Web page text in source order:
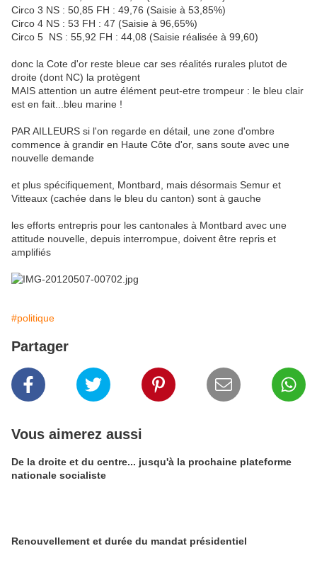
Circo 3 NS : 50,85 FH : 49,76 (Saisie à 53,85%)
Circo 4 NS : 53 FH : 47 (Saisie à 96,65%)
Circo 5 NS : 55,92 FH : 44,08 (Saisie réalisée à 99,60)
donc la Cote d'or reste bleue car ses réalités rurales plutot de
droite (dont NC) la protègent
MAIS attention un autre élément peut-etre trompeur : le bleu clair
est en fait...bleu marine !
PAR AILLEURS si l'on regarde en détail, une zone d'ombre
commence à grandir en Haute Côte d'or, sans soute avec une
nouvelle demande
et plus spécifiquement, Montbard, mais désormais Semur et
Vitteaux (cachée dans le bleu du canton) sont à gauche
les efforts entrepris pour les cantonales à Montbard avec une
attitude nouvelle, depuis interrompue, doivent être repris et
amplifiés
#politique
Partager
Vous aimerez aussi
De la droite et du centre... jusqu'à la prochaine plateforme
nationale socialiste
Renouvellement et durée du mandat présidentiel